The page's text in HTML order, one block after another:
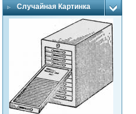
Случайная Картинка